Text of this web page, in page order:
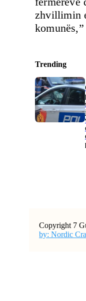
zhvillimin
Trending
Copyright 7
by: Nordic